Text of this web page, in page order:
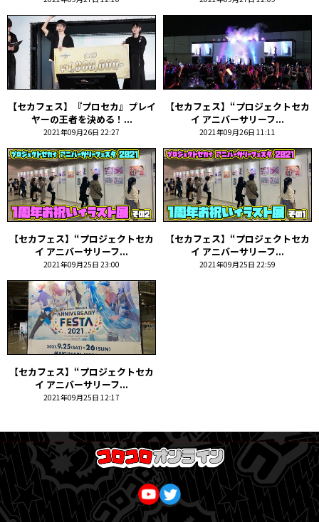
【セカフェス】『プロセカ』プレイ
ヤーの王者を決める！...
2021年09月26日 22:27
【セカフェス】“プロジェクトセカ
イ アニバーサリーフ...
2021年09月26日 11:11
【セカフェス】“プロジェクトセカ
イ アニバーサリーフ...
2021年09月25日 23:00
【セカフェス】“プロジェクトセカ
イ アニバーサリーフ...
2021年09月25日 22:59
【セカフェス】“プロジェクトセカ
イ アニバーサリーフ...
2021年09月25日 12:17